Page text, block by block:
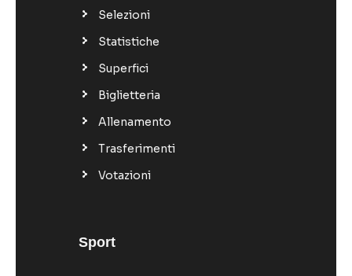
Selezioni
Statistiche
Superfici
Biglietteria
Allenamento
Trasferimenti
Votazioni
Sport